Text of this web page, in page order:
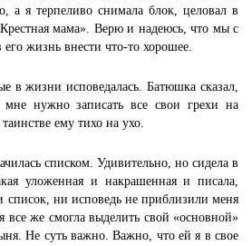
а я терпеливо снимала блок, целовал в
мама». Верю и надеюсь, что мы с
жизнь внести что-то хорошее.
в жизни исповедалась. Батюшка сказал,
мне нужно записать все свои грехи на
ему тихо на ухо.
списком. Удивительно, но сидела в
уложенная и накрашенная и писала,
список, ни исповедь не приблизили меня
же смогла выделить свой «основной»
Не суть важно. Важно, что ей я в свое